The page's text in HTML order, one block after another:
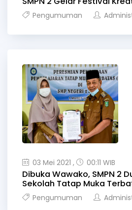
Pengumuman
03 Mei 2021 , 00:11 WIB
Dibuka Wawako, SMPN 2
Sekolah Tatap Muka
Pengumuman